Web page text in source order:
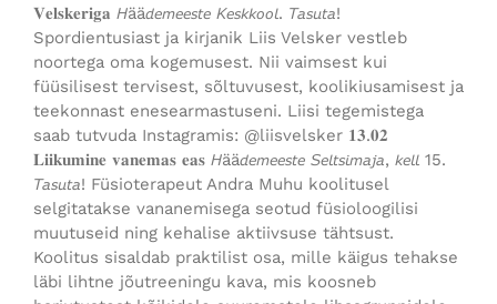
𝐕𝐞𝐥𝐬𝐤𝐞𝐫𝐢𝐠𝐚 𝘏ää𝘥𝘦𝘮𝘦𝘦𝘴𝘵𝘦 𝘒𝘦𝘴𝘬𝘬𝘰𝘰𝘭. 𝘛𝘢𝘴𝘶𝘵𝘢!
Spordientusiast ja kirjanik Liis Velsker vestleb
noortega oma kogemusest. Nii vaimsest kui
füüsilisest tervisest, sõltuvusest, koolikiusamisest ja
teekonnast enesearmastuseni. Liisi tegemistega
saab tutvuda Instagramis: @liisvelsker 𝟏𝟑.𝟎𝟐
𝐋𝐢𝐢𝐤𝐮𝐦𝐢𝐧𝐞 𝐯𝐚𝐧𝐞𝐦𝐚𝐬 𝐞𝐚𝐬 𝘏ää𝘥𝘦𝘮𝘦𝘦𝘴𝘵𝘦 𝘚𝘦𝘭𝘵𝘴𝘪𝘮𝘢𝘫𝘢, 𝘬𝘦𝘭𝘭 15.
𝘛𝘢𝘴𝘶𝘵𝘢! Füsioterapeut Andra Muhu koolitusel
selgitatakse vananemisega seotud füsioloogilisi
muutuseid ning kehalise aktiivsuse tähtsust.
Koolitus sisaldab praktilist osa, mille käigus tehakse
läbi lihtne jõutreeningu kava, mis koosneb